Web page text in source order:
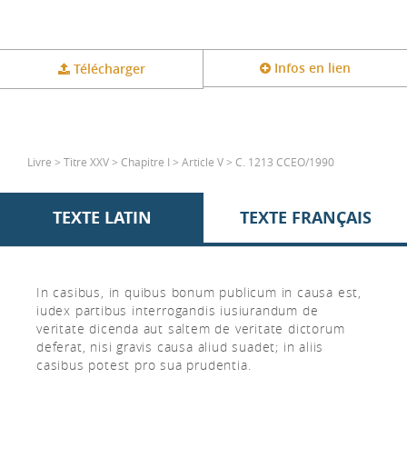
Télécharger Infos en lien
Livre > Titre XXV > Chapitre I > Article V > C. 1213 CCEO/1990
TEXTE LATIN TEXTE FRANÇAIS
In casibus, in quibus bonum publicum in causa est,
iudex partibus interrogandis iusiurandum de
veritate dicenda aut saltem de veritate dictorum
deferat, nisi gravis causa aliud suadet; in aliis
casibus potest pro sua prudentia.